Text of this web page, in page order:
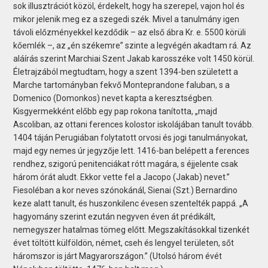
sok illusztrációt közöl, érdekelt, hogy ha szerepel, vajon hol és
mikor jelenik meg ez a szegedi szék. Mivel a tanulmány igen
távoli előzményekkel kezdődik – az első ábra Kr. e. 5500 körüli
kőemlék –, az „én székemre” szinte a legvégén akadtam rá. Az
aláírás szerint Marchiai Szent Jakab karosszéke volt 1450 körül.
Életrajzából megtudtam, hogy a szent 1394-ben született a
Marche tartományban fekvő Monteprandone faluban, s a
Domenico (Domonkos) nevet kapta a keresztségben.
Kisgyermekként előbb egy pap rokona tanította, „majd
Ascoliban, az ottani ferences kolostor iskolájában tanult tovább.
1404 táján Perugiában folytatott orvosi és jogi tanulmányokat,
majd egy nemes úr jegyzője lett. 1416-ban belépett a ferences
rendhez, szigorú penitenciákat rótt magára, s éjjelente csak
három órát aludt. Ekkor vette fel a Jacopo (Jakab) nevet.”
Fiesoléban a kor neves szónokánál, Sienai (Szt.) Bernardino
keze alatt tanult, és huszonkilenc évesen szentelték pappá. „A
hagyomány szerint ezután negyven éven át prédikált,
nemegyszer hatalmas tömeg előtt. Megszakításokkal tizenkét
évet töltött külföldön, német, cseh és lengyel területen, sőt
háromszor is járt Magyarországon.” (Utolsó három évét